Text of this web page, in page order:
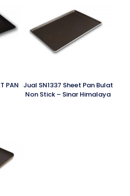
PAN Jual SN1337 Sheet Pan Bulat
Non Stick – Sinar Himalaya